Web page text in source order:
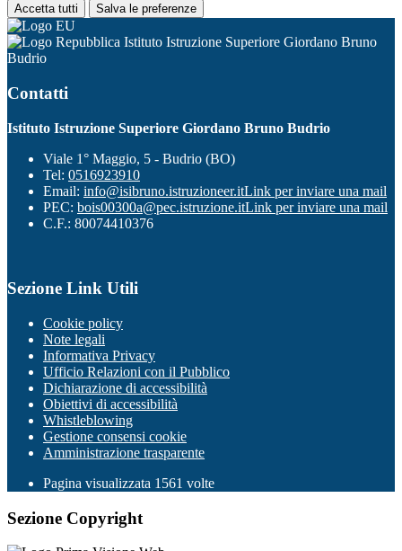
Accetta tutti Salva le preferenze
Istituto Istruzione Superiore Giordano Bruno
Budrio
Contatti
Istituto Istruzione Superiore Giordano Bruno Budrio
Viale 1° Maggio, 5 - Budrio (BO)
Tel: 0516923910
Email: info@isibruno.istruzioneer.itLink per inviare una mail
PEC: bois00300a@pec.istruzione.itLink per inviare una mail
C.F.: 80074410376
Sezione Link Utili
Cookie policy
Note legali
Informativa Privacy
Ufficio Relazioni con il Pubblico
Dichiarazione di accessibilità
Obiettivi di accessibilità
Whistleblowing
Gestione consensi cookie
Amministrazione trasparente
Pagina visualizzata 1561 volte
Sezione Copyright